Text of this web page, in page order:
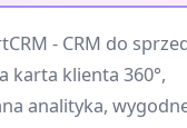
- CRM do
karta klienta 360°,
analityka,